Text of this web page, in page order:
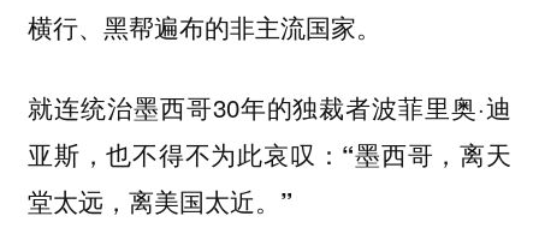
横行、黑帮遍布的非主流国家。
就连统治墨西哥30年的独裁者波菲里奥·迪
亚斯，也不得不为此哀叹： “墨西哥，离天
堂太远，离美国太近。”